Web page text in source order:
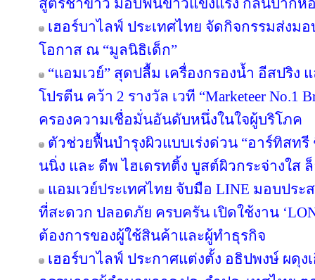
สูตรชาขาว มอบฟันขาวแข็งแรง กลิ่นปากห
เฮอร์บาไลฟ์ ประเทศไทย จัดกิจกรรมส่ง
โอกาส ณ “มูลนิธิเด็ก”
“แอมเวย์” สุดปลื้ม เครื่องกรองน้ำ อีสปริง
โปรตีน คว้า 2 รางวัล เวที “Marketeer No.1
ครองความเชื่อมั่นอันดับหนึ่งในใจผู้บริโภค
ตัวช่วยฟื้นบำรุงผิวแบบเร่งด่วน “อาร์ทิสท
นนิ่ง และ ดีพ ไฮเดรทติ้ง บูสต์ผิวกระจ่างใส
แอมเวย์ประเทศไทย จับมือ LINE มอบปร
ที่สะดวก ปลอดภัย ครบครัน เปิดใช้งาน
ต้องการของผู้ใช้สินค้าและผู้ทำธุรกิจ
เฮอร์บาไลฟ์ ประกาศแต่งตั้ง อธิปพงษ์ ผดุง